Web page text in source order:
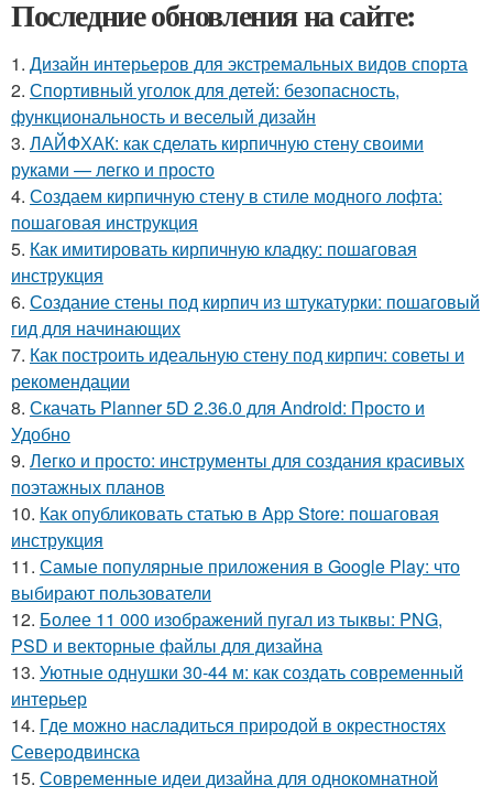
Последние обновления на сайте:
1. Дизайн интерьеров для экстремальных видов спорта
2. Спортивный уголок для детей: безопасность,
функциональность и веселый дизайн
3. ЛАЙФХАК: как сделать кирпичную стену своими
руками — легко и просто
4. Создаем кирпичную стену в стиле модного лофта:
пошаговая инструкция
5. Как имитировать кирпичную кладку: пошаговая
инструкция
6. Создание стены под кирпич из штукатурки: пошаговый
гид для начинающих
7. Как построить идеальную стену под кирпич: советы и
рекомендации
8. Скачать Planner 5D 2.36.0 для Android: Просто и
Удобно
9. Легко и просто: инструменты для создания красивых
поэтажных планов
10. Как опубликовать статью в App Store: пошаговая
инструкция
11. Самые популярные приложения в Google Play: что
выбирают пользователи
12. Более 11 000 изображений пугал из тыквы: PNG,
PSD и векторные файлы для дизайна
13. Уютные однушки 30-44 м: как создать современный
интерьер
14. Где можно насладиться природой в окрестностях
Северодвинска
15. Современные идеи дизайна для однокомнатной